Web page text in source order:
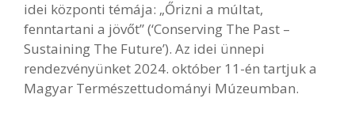
idei központi témája: „Őrizni a múltat,
fenntartani a jövőt” (‘Conserving The Past –
Sustaining The Future’). Az idei ünnepi
rendezvényünket 2024. október 11-én tartjuk a
Magyar Természettudományi Múzeumban.